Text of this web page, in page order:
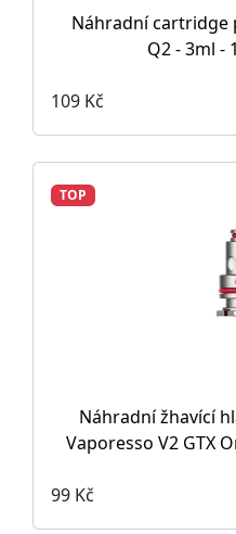
Náhradní cartridge
Q2 - 3ml -
109 Kč
TOP
Náhradní žhavící
Vaporesso V2 GTX
99 Kč